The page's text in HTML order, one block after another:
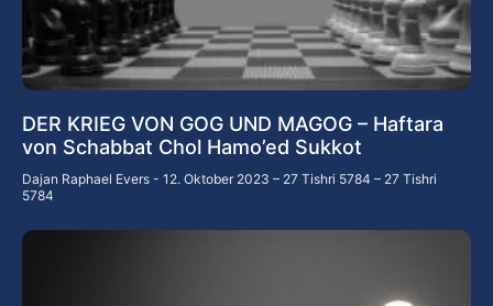
DER KRIEG VON GOG UND MAGOG – Haftara
von Schabbat Chol Hamo’ed Sukkot
Dajan Raphael Evers
12. Oktober 2023 – 27 Tishri 5784 – 27 Tishri
5784